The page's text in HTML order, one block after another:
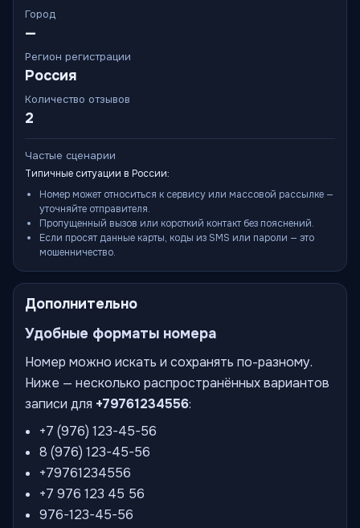
Город
—
Регион регистрации
Россия
Количество отзывов
2
Частые сценарии
Типичные ситуации в России:
Номер может относиться к сервису или массовой рассылке —
уточняйте отправителя.
Пропущенный вызов или короткий контакт без пояснений.
Если просят данные карты, коды из SMS или пароли — это
мошенничество.
Дополнительно
Удобные форматы номера
Номер можно искать и сохранять по-разному.
Ниже — несколько распространённых вариантов
записи для +79761234556:
+7 (976) 123-45-56
8 (976) 123-45-56
+79761234556
+7 976 123 45 56
976-123-45-56